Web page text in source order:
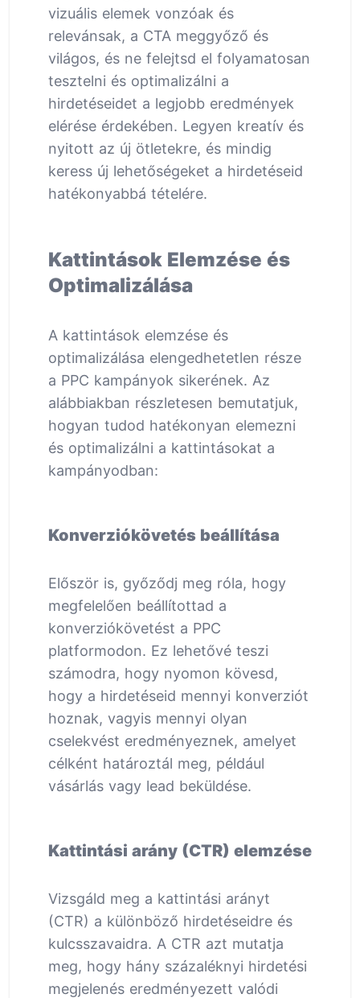
vizuális elemek vonzóak és
relevánsak, a CTA meggyőző és
világos, és ne felejtsd el folyamatosan
tesztelni és optimalizálni a
hirdetéseidet a legjobb eredmények
elérése érdekében. Legyen kreatív és
nyitott az új ötletekre, és mindig
keress új lehetőségeket a hirdetéseid
hatékonyabbá tételére.
Kattintások Elemzése és
Optimalizálása
A kattintások elemzése és
optimalizálása elengedhetetlen része
a PPC kampányok sikerének. Az
alábbiakban részletesen bemutatjuk,
hogyan tudod hatékonyan elemezni
és optimalizálni a kattintásokat a
kampányodban:
Konverziókövetés beállítása
Először is, győződj meg róla, hogy
megfelelően beállítottad a
konverziókövetést a PPC
platformodon. Ez lehetővé teszi
számodra, hogy nyomon kövesd,
hogy a hirdetéseid mennyi konverziót
hoznak, vagyis mennyi olyan
cselekvést eredményeznek, amelyet
célként határoztál meg, például
vásárlás vagy lead beküldése.
Kattintási arány (CTR) elemzése
Vizsgáld meg a kattintási arányt
(CTR) a különböző hirdetéseidre és
kulcsszavaidra. A CTR azt mutatja
meg, hogy hány százaléknyi hirdetési
megjelenés eredményezett valódi